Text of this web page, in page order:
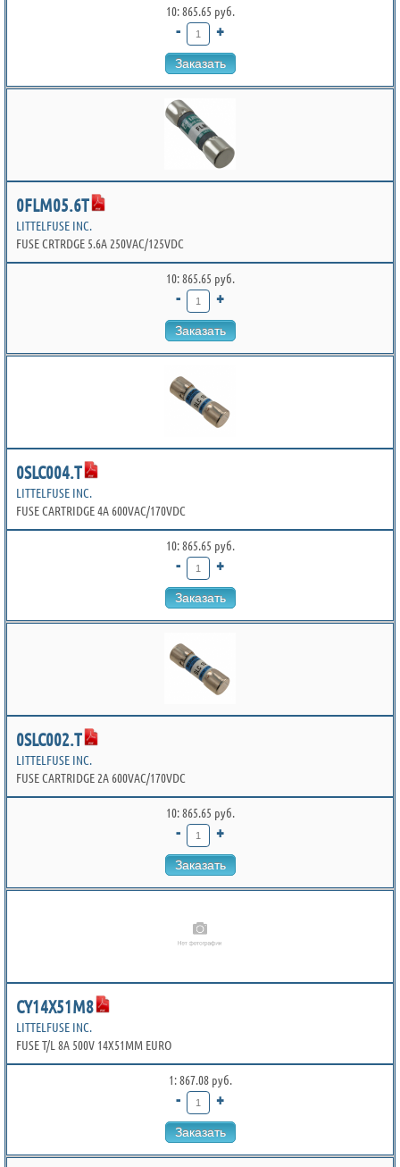
10: 865.65 руб.
- +
Заказать
0FLM05.6T
LITTELFUSE INC.
FUSE CRTRDGE 5.6A 250VAC/125VDC
10: 865.65 руб.
- +
Заказать
0SLC004.T
LITTELFUSE INC.
FUSE CARTRIDGE 4A 600VAC/170VDC
10: 865.65 руб.
- +
Заказать
0SLC002.T
LITTELFUSE INC.
FUSE CARTRIDGE 2A 600VAC/170VDC
10: 865.65 руб.
- +
Заказать
CY14X51M8
LITTELFUSE INC.
FUSE T/L 8A 500V 14X51MM EURO
1: 867.08 руб.
- +
Заказать